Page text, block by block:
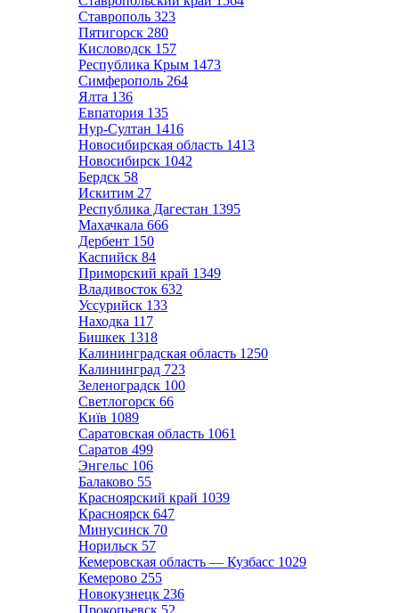
Ставрополь 323
Пятигорск 280
Кисловодск 157
Республика Крым 1473
Симферополь 264
Ялта 136
Евпатория 135
Нур-Султан 1416
Новосибирская область 1413
Новосибирск 1042
Бердск 58
Искитим 27
Республика Дагестан 1395
Махачкала 666
Дербент 150
Каспийск 84
Приморский край 1349
Владивосток 632
Уссурийск 133
Находка 117
Бишкек 1318
Калининградская область 1250
Калининград 723
Зеленоградск 100
Светлогорск 66
Київ 1089
Саратовская область 1061
Саратов 499
Энгельс 106
Балаково 55
Красноярский край 1039
Красноярск 647
Минусинск 70
Норильск 57
Кемеровская область — Кузбасс 1029
Кемерово 255
Новокузнецк 236
Прокопьевск 52